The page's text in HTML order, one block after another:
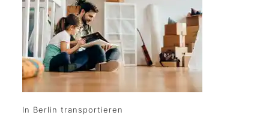
In Berlin transportieren